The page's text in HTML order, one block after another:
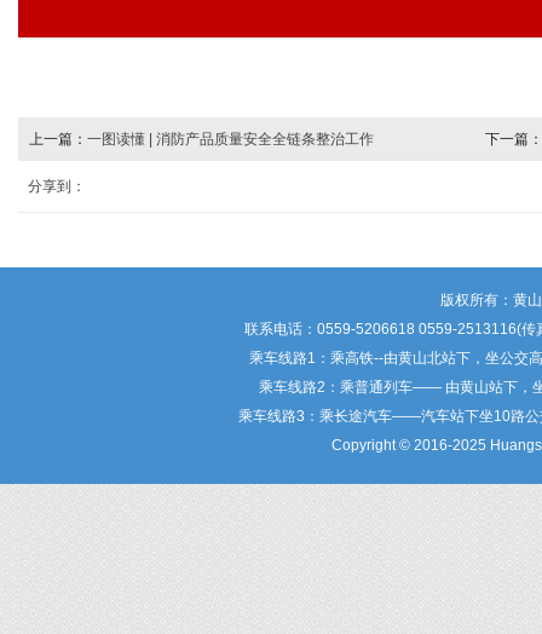
上一篇： 一图读懂 | 消防产品质量安全全链条整治工作 下一篇：
分享到：
版权所有：
联系电话：0559-5206618 0559-2513116(
乘车线路1：乘高铁--由黄山北站下，坐公交
乘车线路2：乘普通列车—— 由黄山站下，
乘车线路3：乘长途汽车——汽车站下坐10路公
Copyright © 2016-2025